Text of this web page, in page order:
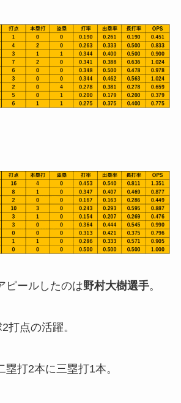
ピールしたのは野村大樹選手。
打点の活躍。
塁打2本に三塁打1本。